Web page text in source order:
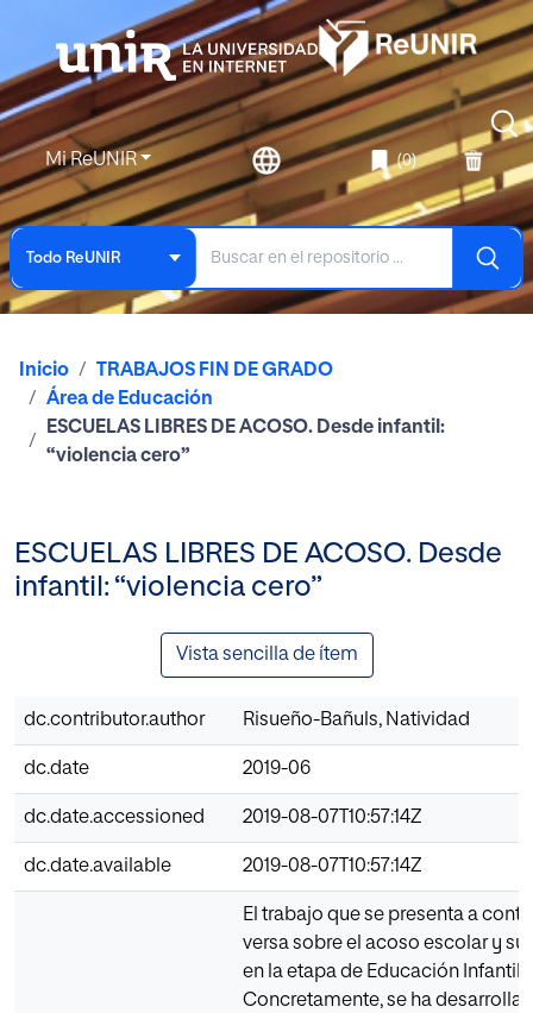
Mi ReUNIR (0)
Todo ReUNIR
Inicio
TRABAJOS FIN DE GRADO
Área de Educación
ESCUELAS LIBRES DE ACOSO. Desde infantil:
“violencia cero”
ESCUELAS LIBRES DE ACOSO. Desde
infantil: “violencia cero”
Vista sencilla de ítem
dc.contributor.author Risueño-Bañuls, Natividad
dc.date 2019-06
dc.date.accessioned 2019-08-07T10:57:14Z
dc.date.available 2019-08-07T10:57:14Z
El trabajo que se presenta a
versa sobre el acoso escolar y su
en la etapa de Educación Infantil.
Concretamente, se ha